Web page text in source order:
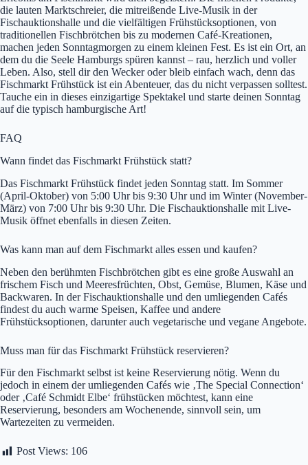
die lauten Marktschreier, die mitreißende Live-Musik in der
Fischauktionshalle und die vielfältigen Frühstücksoptionen, von
traditionellen Fischbrötchen bis zu modernen Café-Kreationen,
machen jeden Sonntagmorgen zu einem kleinen Fest. Es ist ein Ort, an
dem du die Seele Hamburgs spüren kannst – rau, herzlich und voller
Leben. Also, stell dir den Wecker oder bleib einfach wach, denn das
Fischmarkt Frühstück ist ein Abenteuer, das du nicht verpassen solltest.
Tauche ein in dieses einzigartige Spektakel und starte deinen Sonntag
auf die typisch hamburgische Art!
FAQ
Wann findet das Fischmarkt Frühstück statt?
Das Fischmarkt Frühstück findet jeden Sonntag statt. Im Sommer
(April-Oktober) von 5:00 Uhr bis 9:30 Uhr und im Winter (November-
März) von 7:00 Uhr bis 9:30 Uhr. Die Fischauktionshalle mit Live-
Musik öffnet ebenfalls in diesen Zeiten.
Was kann man auf dem Fischmarkt alles essen und kaufen?
Neben den berühmten Fischbrötchen gibt es eine große Auswahl an
frischem Fisch und Meeresfrüchten, Obst, Gemüse, Blumen, Käse und
Backwaren. In der Fischauktionshalle und den umliegenden Cafés
findest du auch warme Speisen, Kaffee und andere
Frühstücksoptionen, darunter auch vegetarische und vegane Angebote.
Muss man für das Fischmarkt Frühstück reservieren?
Für den Fischmarkt selbst ist keine Reservierung nötig. Wenn du
jedoch in einem der umliegenden Cafés wie ‚The Special Connection‘
oder ‚Café Schmidt Elbe‘ frühstücken möchtest, kann eine
Reservierung, besonders am Wochenende, sinnvoll sein, um
Wartezeiten zu vermeiden.
Post Views: 106